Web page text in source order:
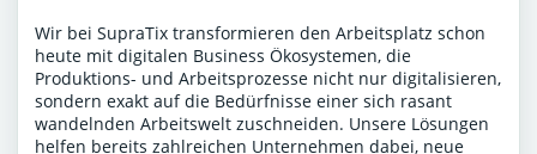
Wir bei SupraTix transformieren den Arbeitsplatz schon
heute mit digitalen Business Ökosystemen, die
Produktions- und Arbeitsprozesse nicht nur digitalisieren,
sondern exakt auf die Bedürfnisse einer sich rasant
wandelnden Arbeitswelt zuschneiden. Unsere Lösungen
helfen bereits zahlreichen Unternehmen dabei, neue